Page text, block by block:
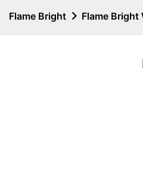
Flame Bright Flame